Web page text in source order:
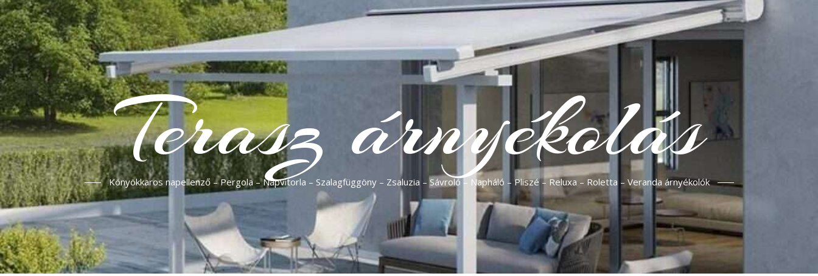
Terasz árnyékolás
Könyökkaros napellenző – Pergola – Napvitorla – Szalagfüggöny – Zsaluzia – Sávroló – Napháló – Pliszé – Reluxa – Roletta – Veranda árnyékolók